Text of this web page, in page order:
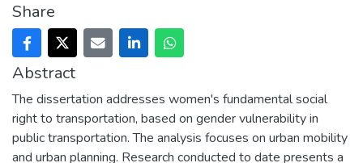
Share
Abstract
The dissertation addresses women's fundamental social
right to transportation, based on gender vulnerability in
public transportation. The analysis focuses on urban mobility
and urban planning. Research conducted to date presents a